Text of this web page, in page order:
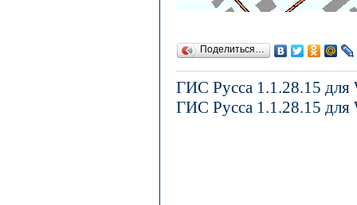
Поделиться…
ГИС Русса 1.1.28.15 для
ГИС Русса 1.1.28.15